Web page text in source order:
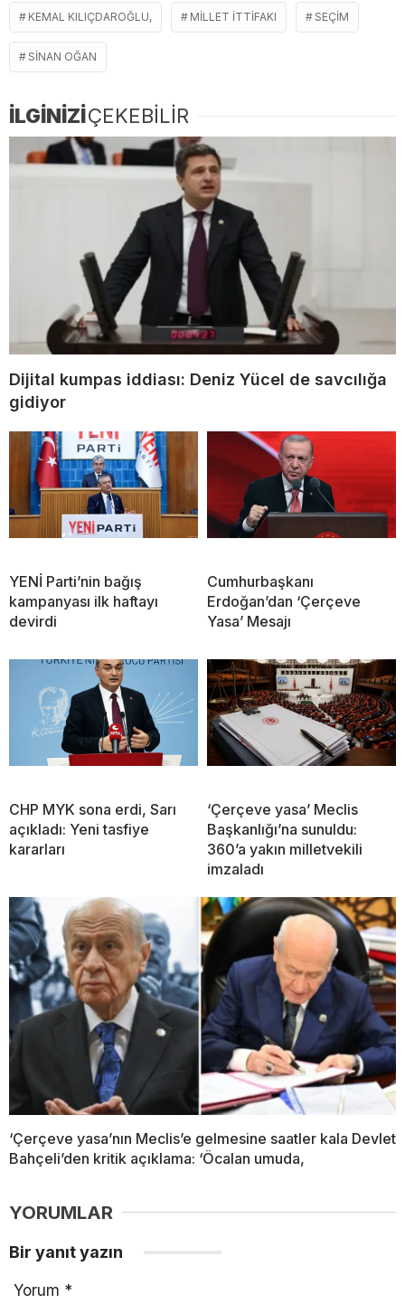
KEMAL KILIÇDAROĞLU, MILLET ITTIFAKI SEÇIM
SINAN OĞAN
İLGİNİZİÇEKEBİLİR
Dijital kumpas iddiası: Deniz Yücel de savcılığa
gidiyor
YENİ Parti’nin bağış
kampanyası ilk haftayı
devirdi
Cumhurbaşkanı
Erdoğan’dan ‘Çerçeve
Yasa’ Mesajı
CHP MYK sona erdi, Sarı
açıkladı: Yeni tasfiye
kararları
‘Çerçeve yasa’ Meclis
Başkanlığı’na sunuldu:
360’a yakın milletvekili
imzaladı
‘Çerçeve yasa’nın Meclis’e gelmesine saatler kala Devlet
Bahçeli’den kritik açıklama: ‘Öcalan umuda,
YORUMLAR
Bir yanıt yazın
Yorum *